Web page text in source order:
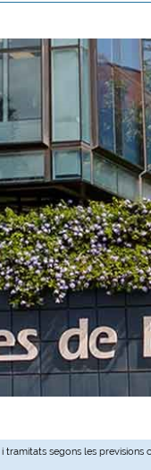
i tramitats segons les previsions